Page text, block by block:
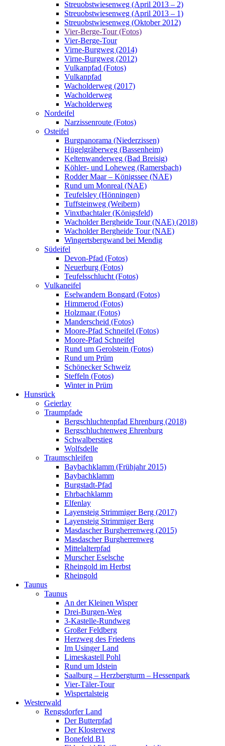
Streuobstwiesenweg (April 2013 – 2)
Streuobstwiesenweg (April 2013 – 1)
Streuobstwiesenweg (Oktober 2012)
Vier-Berge-Tour (Fotos)
Vier-Berge-Tour
Virne-Burgweg (2014)
Virne-Burgweg (2012)
Vulkanpfad (Fotos)
Vulkanpfad
Wacholderweg (2017)
Wacholderweg
Wacholderweg
Nordeifel
Narzissenroute (Fotos)
Osteifel
Burgpanorama (Niederzissen)
Hügelgräberweg (Bassenheim)
Keltenwanderweg (Bad Breisig)
Köhler- und Loheweg (Ramersbach)
Rodder Maar – Königssee (NAE)
Rund um Monreal (NAE)
Teufelsley (Hönningen)
Tuffsteinweg (Weibern)
Vinxtbachtaler (Königsfeld)
Wacholder Bergheide Tour (NAE) (2018)
Wacholder Bergheide Tour (NAE)
Wingertsbergwand bei Mendig
Südeifel
Devon-Pfad (Fotos)
Neuerburg (Fotos)
Teufelsschlucht (Fotos)
Vulkaneifel
Eselwandern Bongard (Fotos)
Himmerod (Fotos)
Holzmaar (Fotos)
Manderscheid (Fotos)
Moore-Pfad Schneifel (Fotos)
Moore-Pfad Schneifel
Rund um Gerolstein (Fotos)
Rund um Prüm
Schönecker Schweiz
Steffeln (Fotos)
Winter in Prüm
Hunsrück
Geierlay
Traumpfade
Bergschluchtenpfad Ehrenburg (2018)
Bergschluchtenweg Ehrenburg
Schwalberstieg
Wolfsdelle
Traumschleifen
Baybachklamm (Frühjahr 2015)
Baybachklamm
Burgstadt-Pfad
Ehrbachklamm
Elfenlay
Layensteig Strimmiger Berg (2017)
Layensteig Strimmiger Berg
Masdascher Burgherrenweg (2015)
Masdascher Burgherrenweg
Mittelalterpfad
Murscher Eselsche
Rheingold im Herbst
Rheingold
Taunus
Taunus
An der Kleinen Wisper
Drei-Burgen-Weg
3-Kastelle-Rundweg
Großer Feldberg
Herzweg des Friedens
Im Usinger Land
Limeskastell Pohl
Rund um Idstein
Saalburg – Herzbergturm – Hessenpark
Vier-Täler-Tour
Wispertalsteig
Westerwald
Rengsdorfer Land
Der Butterpfad
Der Klosterweg
Bonefeld B1